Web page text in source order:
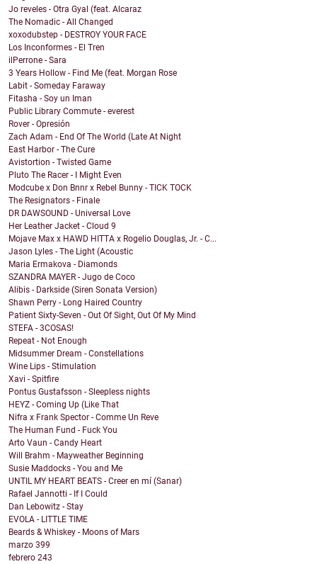
Jo reveles - Otra Gyal (feat. Alcaraz
The Nomadic - All Changed
xoxodubstep - DESTROY YOUR FACE
Los Inconformes - El Tren
ilPerrone - Sara
3 Years Hollow - Find Me (feat. Morgan Rose
Labit - Someday Faraway
Fitasha - Soy un Iman
Public Library Commute - everest
Rover - Opresión
Zach Adam - End Of The World (Late At Night
East Harbor - The Cure
Avistortion - Twisted Game
Pluto The Racer - I Might Even
Modcube x Don Bnnr x Rebel Bunny - TICK TOCK
The Resignators - Finale
DR DAWSOUND - Universal Love
Her Leather Jacket - Cloud 9
Mojave Max x HAWD HITTA x Rogelio Douglas, Jr. - C...
Jason Lyles - The Light (Acoustic
Maria Ermakova - Diamonds
SZANDRA MAYER - Jugo de Coco
Alibis - Darkside (Siren Sonata Version)
Shawn Perry - Long Haired Country
Patient Sixty-Seven - Out Of Sight, Out Of My Mind
STEFA - 3COSAS!
Repeat - Not Enough
Midsummer Dream - Constellations
Wine Lips - Stimulation
Xavi - Spitfire
Pontus Gustafsson - Sleepless nights
HEYZ - Coming Up (Like That
Nifra x Frank Spector - Comme Un Reve
The Human Fund - Fuck You
Arto Vaun - Candy Heart
Will Brahm - Mayweather Beginning
Susie Maddocks - You and Me
UNTIL MY HEART BEATS - Creer en mí (Sanar)
Rafael Jannotti - If I Could
Dan Lebowitz - Stay
EVOLA - LITTLE TIME
Beards & Whiskey - Moons of Mars
marzo 399
febrero 243